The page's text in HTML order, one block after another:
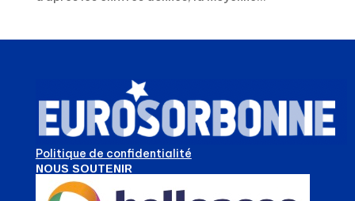
Politique de confidentialité
NOUS SOUTENIR